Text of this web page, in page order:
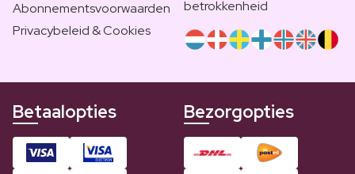
Abonnementsvoorwaarden
Privacybeleid & Cookies
betrokkenheid
Betaalopties Bezorgopties